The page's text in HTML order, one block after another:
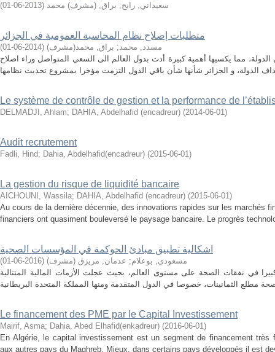
سعيداني, رابح; براق, (مشرف) محمد (
2013-06-01
)
متطلبات إصلاح نظام المحاسبة العمومية في الجزائر
مسدد, محمد; براق, محمد(مشرف) (
2014-06-01
)
مما يكسيها أهمية كبيرة أدت بدول العالم الى السعي المتواصل وراء اصلاح
Le système de contrôle de gestion et la performance de
DELMADJI, Ahlam; DAHIA, Abdelhafid (encadreur) (2014-06-01)
Audit recrutement
Fadli, Hind; Dahia, Abdelhafid(encadreur) (2015-06-01)
La gestion du risque de liquidité bancaire
AICHOUNI, Wassila; DAHIA, Abdelhafid (encadreur) (2015-06-01)
Au cours de la dernière décennie, des innovations rapides sur les marchés
financiers ont quasiment bouleversé le paysage bancaire. Le progrès
اشكالية تطبيق مبادئ الحوكمة في المؤسسات الصحية
مسعودي, بوعلام; عدمان, مريزق (مشرف) (
2016-06-01
)
في نفقات الصحة على مستوى العالم، بحيث عجلت الأزمات المالية المتتالية
Le financement des PME par le Capital Investissement
Mairif, Asma; Dahia, Abed Elhafid(enkadreur) (2016-06-01)
En Algérie, le capital investissement est un segment de financement très
aux autres pays du Maghreb. Mieux, dans certains pays développés il est